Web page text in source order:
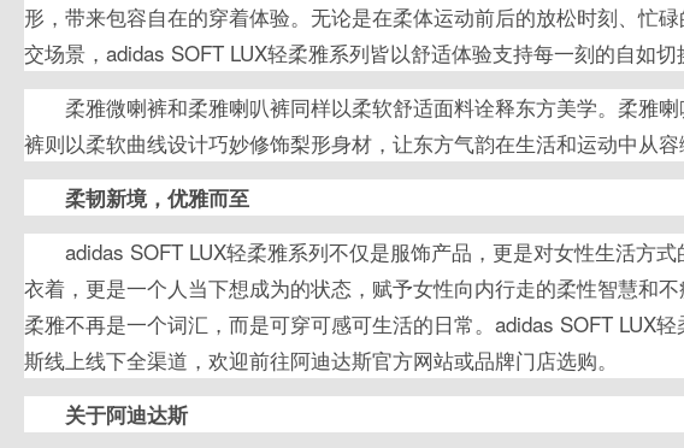
形，带来包容自在的穿着体验。无论是在柔体运动前后的放松时刻、忙
交场景，adidas SOFT LUX轻柔雅系列皆以舒适体验支持每一刻的自如切
柔雅微喇裤和柔雅喇叭裤同样以柔软舒适面料诠释东方美学。柔雅
裤则以柔软曲线设计巧妙修饰梨形身材，让东方气韵在生活和运动中从容
柔韧新境，优雅而至
adidas SOFT LUX轻柔雅系列不仅是服饰产品，更是对女性生活方
衣着，更是一个人当下想成为的状态，赋予女性向内行走的柔性智慧和
柔雅不再是一个词汇，而是可穿可感可生活的日常。adidas SOFT LUX
斯线上线下全渠道，欢迎前往阿迪达斯官方网站或品牌门店选购。
关于阿迪达斯